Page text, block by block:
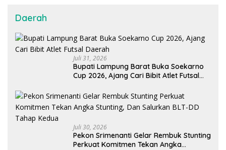
Daerah
Juli 31, 2026
Bupati Lampung Barat Buka Soekarno
Cup 2026, Ajang Cari Bibit Atlet Futsal
Juli 30, 2026
Pekon Srimenanti Gelar Rembuk Stunting
Perkuat Komitmen Tekan Angka